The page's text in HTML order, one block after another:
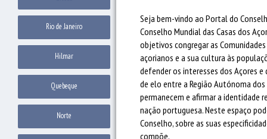
Rio de Janeiro
Hilmar
Quebeque
Norte
Seja bem-vindo ao Portal do
Conselho Mundial das Casas dos
objetivos congregar as
açorianos e a sua cultura às
defender os interesses dos Açores
de elo entre a Região Autónoma
permanecem e afirmar a identidade
nação portuguesa. Neste espaço
Conselho, sobre as suas
compõe.